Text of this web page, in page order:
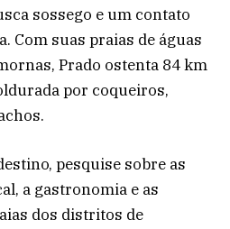
sossego e um contato
Com suas praias de águas
Prado ostenta 84 km
por coqueiros,
pesquise sobre as
a gastronomia e as
dos distritos de